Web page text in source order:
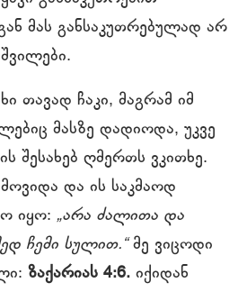
მას განსაკუთრებულად არ
თავად ჩაკი, მაგრამ იმ
მასზე დადიოდა, უკვე
შესახებ ღმერთს ვკითხე.
და ის საკმაოდ
იყო: „არა ძალითა და
ჩემი სულით.“მე ვიცოდი
ზაქარიას 4:6. იქიდან